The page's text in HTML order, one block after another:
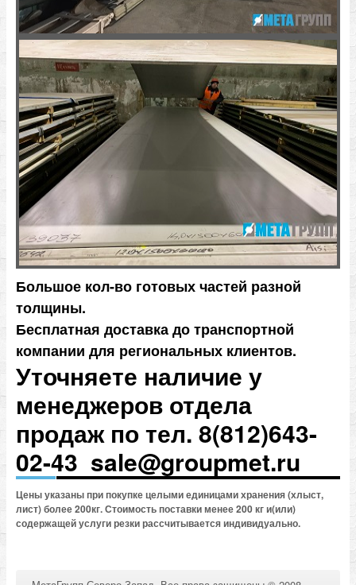
Большое кол-во готовых частей разной
толщины.
Бесплатная доставка до транспортной
компании для региональных клиентов.
Уточняете наличие у
менеджеров отдела
продаж по тел. 8(812)643-
02-43 sale@groupmet.ru
Цены указаны при покупке целыми единицами хранения (хлыст,
лист) более 200кг. Стоимость поставки менее 200 кг и(или)
содержащей услуги резки рассчитывается индивидуально.